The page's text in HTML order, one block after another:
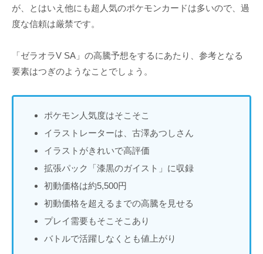
が、とはいえ他にも超人気のポケモンカードは多いので、過
度な信頼は厳禁です。
「ゼラオラV SA」の高騰予想をするにあたり、参考となる
要素はつぎのようなことでしょう。
ポケモン人気度はそこそこ
イラストレーターは、古澤あつしさん
イラストがきれいで高評価
拡張パック「漆黒のガイスト」に収録
初動価格は約5,500円
初動価格を超えるまでの高騰を見せる
プレイ需要もそこそこあり
バトルで活躍しなくとも値上がり